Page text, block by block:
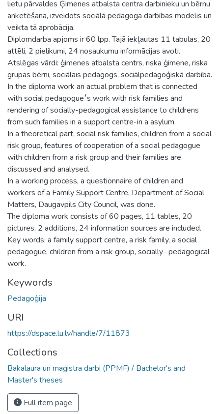
lietu pārvaldes Ģimenes atbalsta centra darbinieku un bērnu
anketēšana, izveidots sociālā pedagoga darbības modelis un
veikta tā aprobācija.
Diplomdarba apjoms ir 60 lpp. Tajā iekļautas 11 tabulas, 20
attēli, 2 pielikumi, 24 nosaukumu informācijas avoti.
Atslēgas vārdi: ģimenes atbalsta centrs, riska ģimene, riska
grupas bērni, sociālais pedagogs, sociālpedagoģiskā darbība.
In the diploma work an actual problem that is connected
with social pedagogue׳s work with risk families and
rendering of socially-pedagogical assistance to childrens
from such families in a support centre-in a asylum.
In a theoretical part, social risk families, children from a social
risk group, features of cooperation of a social pedagogue
with children from a risk group and their families are
discussed and analysed.
In a working process, a questionnaire of children and
workers of a Family Support Centre, Department of Social
Matters, Daugavpils City Council, was done.
The diploma work consists of 60 pages, 11 tables, 20
pictures, 2 additions, 24 information sources are included.
Key words: a family support centre, a risk family, a social
pedagogue, children from a risk group, socially- pedagogical
work.
Keywords
Pedagoģija
URI
https://dspace.lu.lv/handle/7/11873
Collections
Bakalaura un maģistra darbi (PPMF) / Bachelor's and
Master's theses
Full item page